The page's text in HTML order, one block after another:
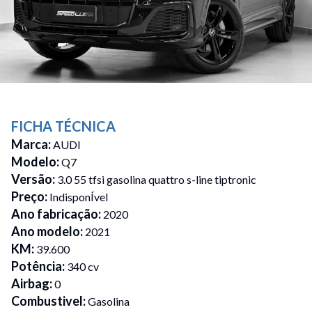
FICHA TÉCNICA
Marca:AUDI
Modelo:Q7
Versão: 3.0 55 tfsi gasolina quattro s-line tiptronic
Preço: IndisponÍvel
Ano fabricação: 2020
Ano modelo: 2021
KM: 39.600
Potência: 340 cv
Airbag:0
Combustivel:Gasolina